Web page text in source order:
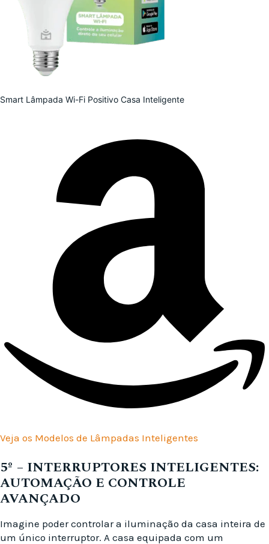
Smart Lâmpada Wi-Fi Positivo Casa Inteligente
Veja os Modelos de Lâmpadas Inteligentes
5º – INTERRUPTORES INTELIGENTES:
AUTOMAÇÃO E CONTROLE
AVANÇADO
Imagine poder controlar a iluminação da casa inteira de
um único interruptor. A casa equipada com um